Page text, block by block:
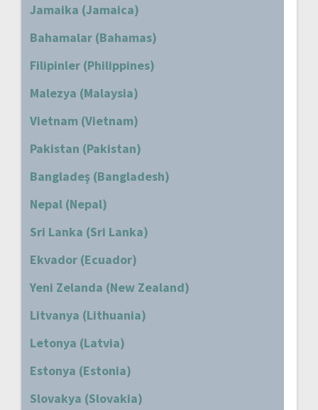
Jamaika (Jamaica)
Bahamalar (Bahamas)
Filipinler (Philippines)
Malezya (Malaysia)
Vietnam (Vietnam)
Pakistan (Pakistan)
Bangladeş (Bangladesh)
Nepal (Nepal)
Sri Lanka (Sri Lanka)
Ekvador (Ecuador)
Yeni Zelanda (New Zealand)
Litvanya (Lithuania)
Letonya (Latvia)
Estonya (Estonia)
Slovakya (Slovakia)